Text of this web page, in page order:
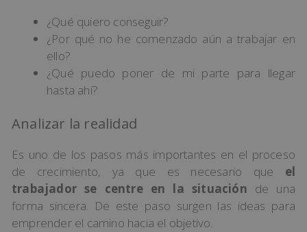
¿Qué quiero conseguir?
¿Por qué no he comenzado aún a trabajar en
ello?
¿Qué puedo poner de mi parte para llegar
hasta ahí?
Analizar la realidad
Es uno de los pasos más importantes en el proceso
de crecimiento, ya que es necesario que el
trabajador se centre en la situación de una
forma sincera. De este paso surgen las ideas para
emprender el camino hacia el objetivo.